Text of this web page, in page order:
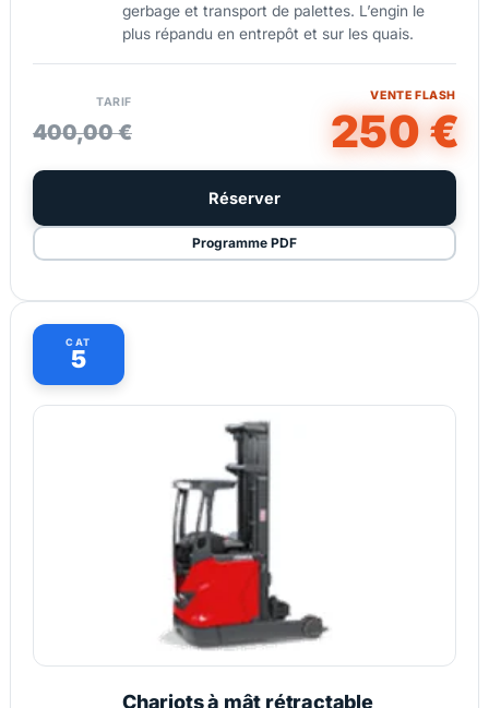
gerbage et transport de palettes. L’engin le
plus répandu en entrepôt et sur les quais.
TARIF
400,00 €
VENTE FLASH
250 €
Réserver
Programme PDF
CAT
5
Chariots à mât rétractable